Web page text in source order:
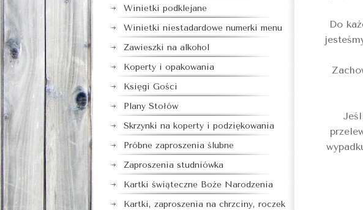
Winietki podklejane
Winietki niestadardowe numerki menu
Zawieszki na alkohol
Koperty i opakowania
Księgi Gości
Plany Stołów
Skrzynki na koperty i podziękowania
Próbne zaproszenia ślubne
Zaproszenia studniówka
Kartki świąteczne Boże Narodzenia
Kartki, zaproszenia na chrzciny, roczek
Do